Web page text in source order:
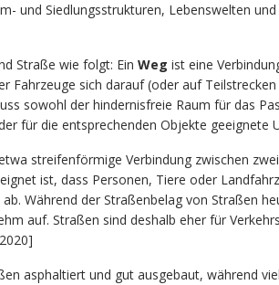
und Siedlungsstrukturen, Lebenswelten
Straße wie folgt: Ein Weg ist eine
Fahrzeuge sich darauf (oder auf
sowohl der hindernisfreie Raum für das
für die entsprechenden Objekte geeignete
streifenförmige Verbindung zwischen
ist, dass Personen, Tiere oder
ab. Während der Straßenbelag von Straßen
auf. Straßen sind deshalb eher für
asphaltiert und gut ausgebaut, während